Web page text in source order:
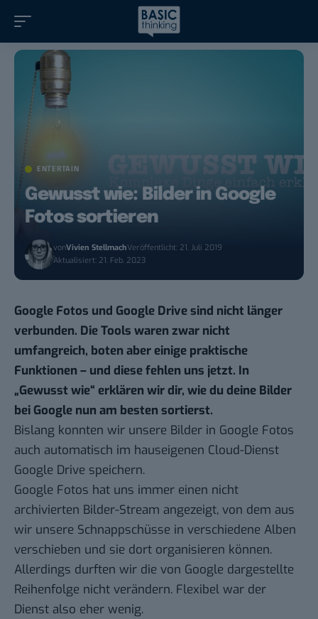
ENTERTAIN
Gewusst wie: Bilder in Google
Fotos sortieren
vonVivien StellmachVeröffentlicht: 21. Juli 2019
Aktualisiert: 21. Feb. 2023
Google Fotos und Google Drive sind nicht länger
verbunden. Die Tools waren zwar nicht
umfangreich, boten aber einige praktische
Funktionen – und diese fehlen uns jetzt. In
„Gewusst wie“ erklären wir dir, wie du deine Bilder
bei Google nun am besten sortierst.
Bislang konnten wir unsere Bilder in Google Fotos
auch automatisch im hauseigenen Cloud-Dienst
Google Drive speichern.
Google Fotos hat uns immer einen nicht
archivierten Bilder-Stream angezeigt, von dem aus
wir unsere Schnappschüsse in verschiedene Alben
verschieben und sie dort organisieren können.
Allerdings durften wir die von Google dargestellte
Reihenfolge nicht verändern. Flexibel war der
Dienst also eher wenig.